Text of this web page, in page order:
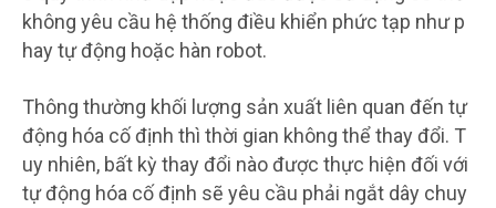
không yêu cầu hệ thống điều khiển phức tạp như p
hay tự động hoặc hàn robot.
Thông thường khối lượng sản xuất liên quan đến tự
động hóa cố định thì thời gian không thể thay đổi. T
uy nhiên, bất kỳ thay đổi nào được thực hiện đối với
tự động hóa cố định sẽ yêu cầu phải ngắt dây chuy